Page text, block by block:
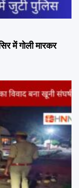
में गोली मारकर